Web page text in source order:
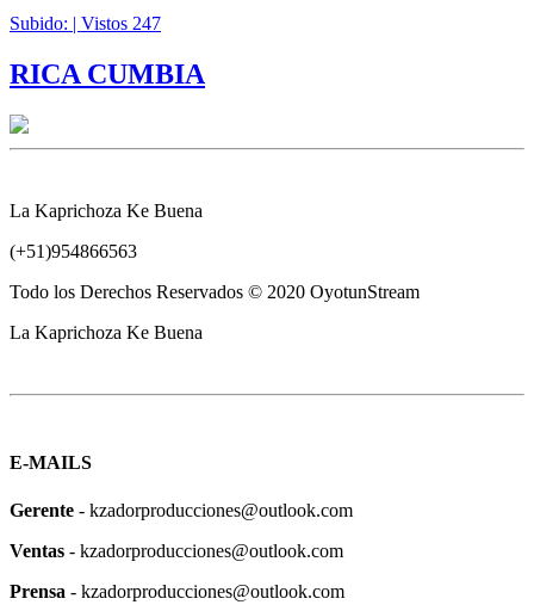
Subido: | Vistos 247
RICA CUMBIA
La Kaprichoza Ke Buena
(+51)954866563
Todo los Derechos Reservados © 2020 OyotunStream
La Kaprichoza Ke Buena
E-MAILS
Gerente - kzadorproducciones@outlook.com
Ventas - kzadorproducciones@outlook.com
Prensa - kzadorproducciones@outlook.com